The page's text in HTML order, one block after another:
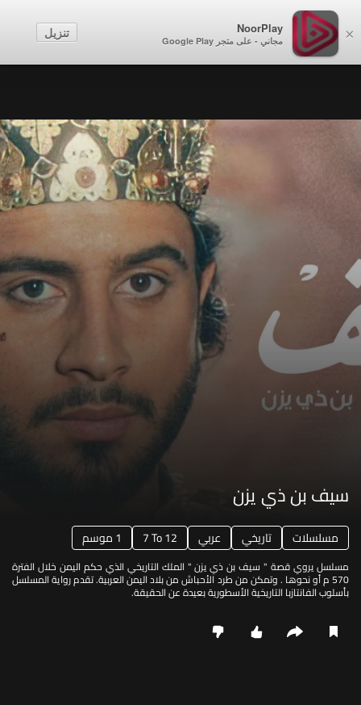
×
NoorPlay
مجاني - على متجر Google Play
تنزيل
سيف بن ذي يزن
مسلسلات تاريخي عربي 7 To 12 1 موسم
مسلسل يروي قصة " سيف بن ذي يزن " الملك التاريخي الذي حكم اليمن خلال الفترة
570 م أو نحوها . وتمكن من طرد الأحباش من بلاد اليمن العربية. تقدم رواية المسلسل
بأسلوب الفانتازبا التاريخية الأسطورية بعيدة عن الحقيقة.